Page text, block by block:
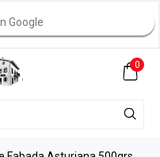
Google
0